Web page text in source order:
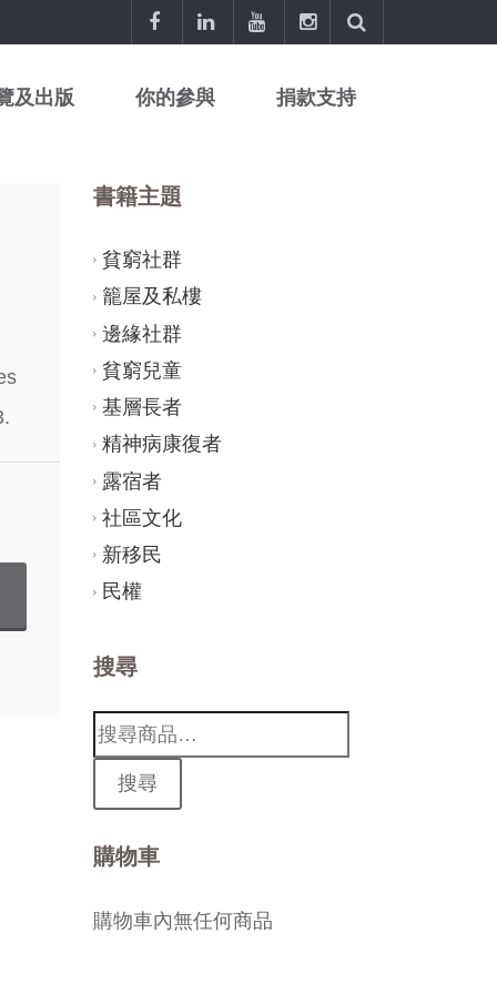
及出版 你的參與 捐款支持
書籍主題
貧窮社群
籠屋及私樓
邊緣社群
貧窮兒童
基層長者
精神病康復者
露宿者
社區文化
新移民
民權
搜尋
搜
搜尋
購物車
購物車內無任何商品